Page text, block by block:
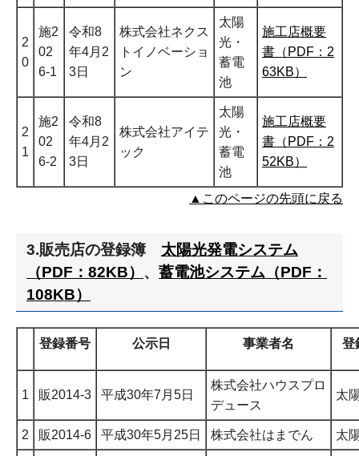
2
0
施2
02
6-1
令和8
年4月2
3日
株式会社ネクス
トイノベーショ
ン
太陽
光・
蓄電
池
施工店概要
書（PDF：2
63KB）
2
1
施2
02
6-2
令和8
年4月2
3日
株式会社アイテ
ック
太陽
光・
蓄電
池
施工店概要
書（PDF：2
52KB）
▲このページの先頭に戻る
3.販売店の登録簿 太陽光発電システム
（PDF：82KB） 、 蓄電池システム（PDF：
108KB）
登録番号 公示日 事業者名 登
1 販2014-3 平成30年7月5日
株式会社ハウスプロ
デュース
太
2 販2014-6 平成30年5月25日 株式会社はまでん 太